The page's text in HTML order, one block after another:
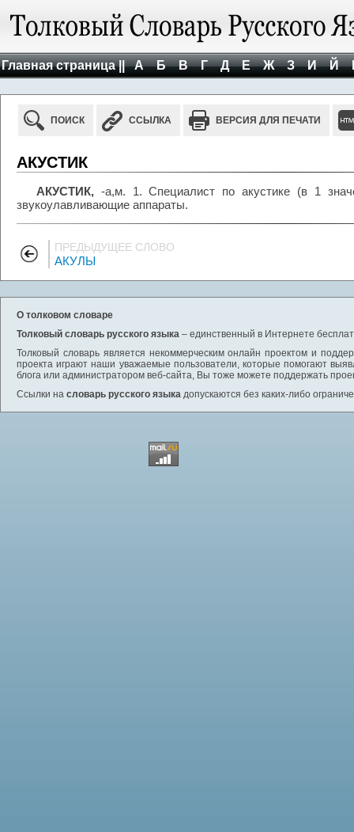
Главная страница || А Б В Г Д Е Ж З И Й
ПОИСК ССЫЛКА ВЕРСИЯ ДЛЯ ПЕЧАТИ
АКУСТИК
АКУСТИК, -а,м. 1. Специалист по акустике (в 1
звукоулавливающие аппараты.
ПРЕДЫДУЩЕЕ СЛОВО
АКУЛЫ
О толковом словаре
Толковый словарь русского языка – единственный в Интернете
Толковый словарь является некоммерческим онлайн проектом и
проекта играют наши уважаемые пользователи, которые помогают
блога или администратором веб-сайта, Вы тоже можете поддержать
Ссылки на словарь русского языка допускаются без каких-либо